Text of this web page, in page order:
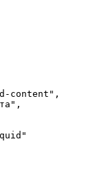
content",